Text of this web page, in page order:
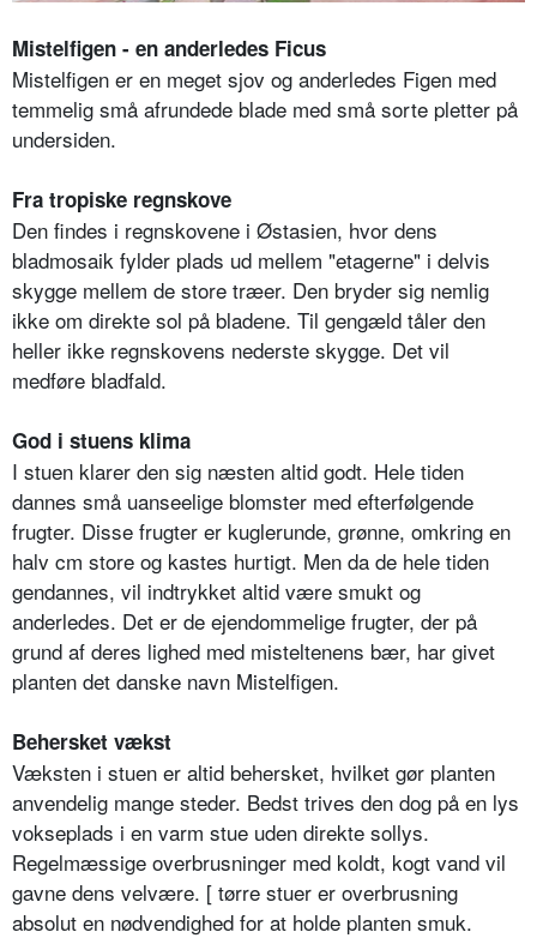
Mistelfigen - en anderledes Ficus
Mistelfigen er en meget sjov og anderledes Figen med
temmelig små afrundede blade med små sorte pletter på
undersiden.
Fra tropiske regnskove
Den findes i regnskovene i Østasien, hvor dens
bladmosaik fylder plads ud mellem "etagerne" i delvis
skygge mellem de store træer. Den bryder sig nemlig
ikke om direkte sol på bladene. Til gengæld tåler den
heller ikke regnskovens nederste skygge. Det vil
medføre bladfald.
God i stuens klima
I stuen klarer den sig næsten altid godt. Hele tiden
dannes små uanseelige blomster med efterfølgende
frugter. Disse frugter er kuglerunde, grønne, omkring en
halv cm store og kastes hurtigt. Men da de hele tiden
gendannes, vil indtrykket altid være smukt og
anderledes. Det er de ejendommelige frugter, der på
grund af deres lighed med misteltenens bær, har givet
planten det danske navn Mistelfigen.
Behersket vækst
Væksten i stuen er altid behersket, hvilket gør planten
anvendelig mange steder. Bedst trives den dog på en lys
vokseplads i en varm stue uden direkte sollys.
Regelmæssige overbrusninger med koldt, kogt vand vil
gavne dens velvære. [ tørre stuer er overbrusning
absolut en nødvendighed for at holde planten smuk.